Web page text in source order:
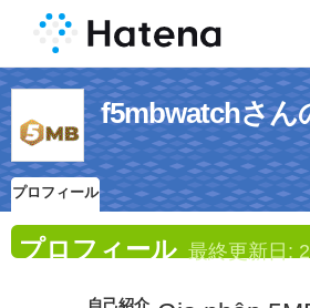
f5mbwatchさん
プロフィール
プロフィール 最終更新日: